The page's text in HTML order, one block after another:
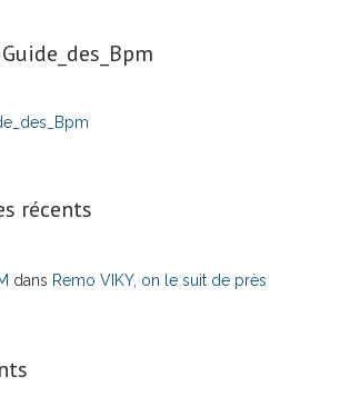
récents
dans Remo VIKY, on le suit de près